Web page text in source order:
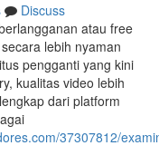
Discuss
atau free
lebih nyaman
pengganti yang kini
kualitas video lebih
dari platform
37307812/